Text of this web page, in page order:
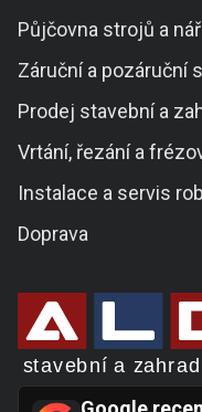
Půjčovna strojů a
Záruční a pozáruční
Prodej stavební a
Vrtání, řezání a
Instalace a servis
Doprava